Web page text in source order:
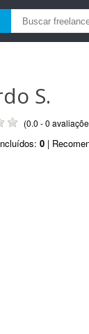
S.
(0.0 - 0
0 |